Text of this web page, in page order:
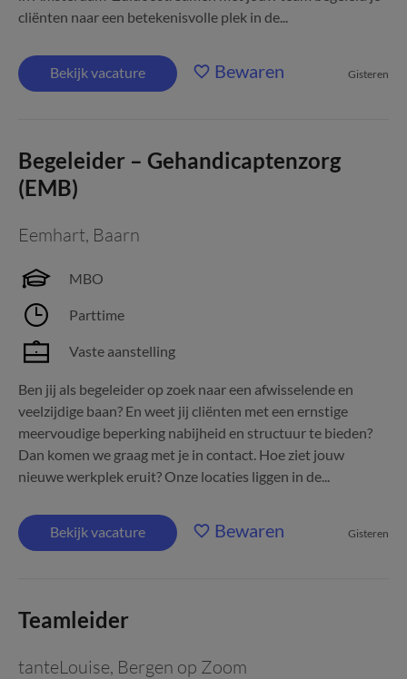
cliënten naar een betekenisvolle plek in de...
Bekijk vacature Bewaren Gisteren
Begeleider – Gehandicaptenzorg
(EMB)
Eemhart, Baarn
MBO
Parttime
Vaste aanstelling
Ben jij als begeleider op zoek naar een afwisselende en
veelzijdige baan? En weet jij cliënten met een ernstige
meervoudige beperking nabijheid en structuur te bieden?
Dan komen we graag met je in contact. Hoe ziet jouw
nieuwe werkplek eruit? Onze locaties liggen in de...
Bekijk vacature Bewaren Gisteren
Teamleider
tanteLouise, Bergen op Zoom